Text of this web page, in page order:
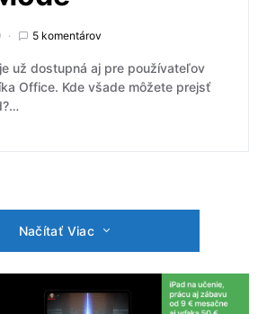
5 komentárov
už dostupná aj pre používateľov
Office. Kde všade môžete prejsť
Načítať Viac